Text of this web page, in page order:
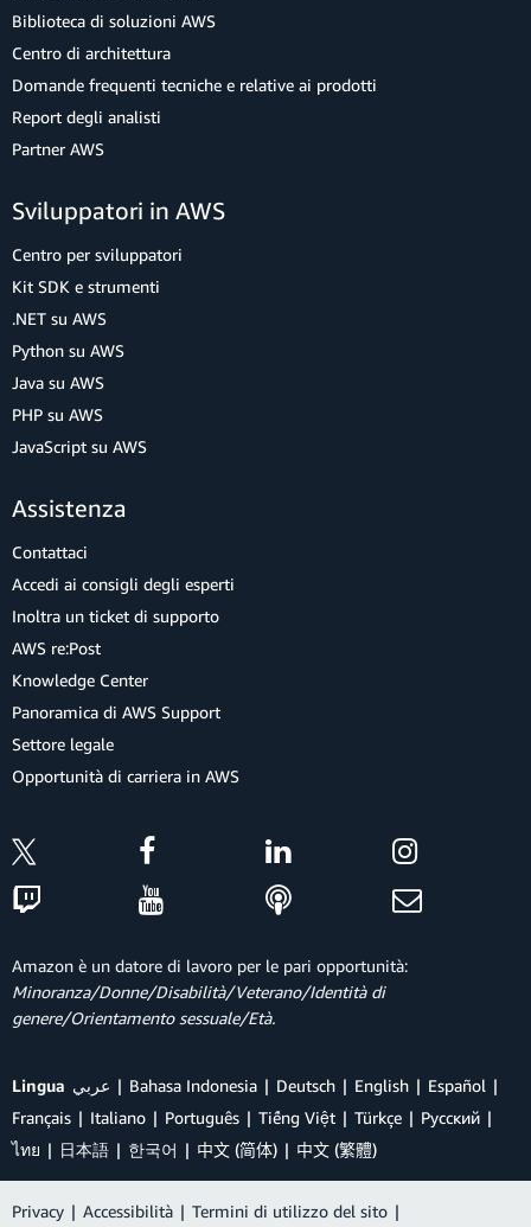
Biblioteca di soluzioni AWS
Centro di architettura
Domande frequenti tecniche e relative ai prodotti
Report degli analisti
Partner AWS
Sviluppatori in AWS
Centro per sviluppatori
Kit SDK e strumenti
.NET su AWS
Python su AWS
Java su AWS
PHP su AWS
JavaScript su AWS
Assistenza
Contattaci
Accedi ai consigli degli esperti
Inoltra un ticket di supporto
AWS re:Post
Knowledge Center
Panoramica di AWS Support
Settore legale
Opportunità di carriera in AWS
Amazon è un datore di lavoro per le pari opportunità:
Minoranza/Donne/Disabilità/Veterano/Identità di
genere/Orientamento sessuale/Età.
Lingua عربي Bahasa Indonesia Deutsch English
Español
Français
Italiano Português Tiếng Việt Türkçe
Ρусский
ไทย
日本語 한국어 中文 (简体) 中文 (繁體)
Privacy | Accessibilità | Termini di utilizzo del sito |